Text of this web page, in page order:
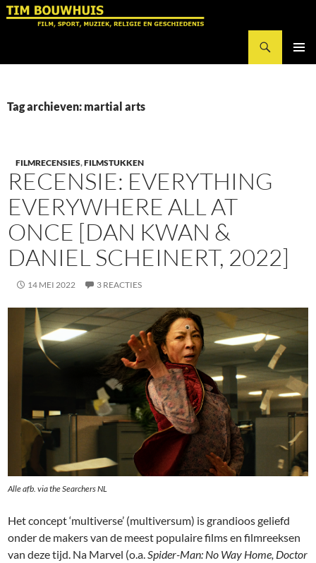
Ga
Tag archieven: martial arts
FILMRECENSIES,FILMSTUKKEN
RECENSIE: EVERYTHING
EVERYWHERE ALL AT
ONCE [DAN KWAN &
DANIEL SCHEINERT, 2022]
14 MEI 2022 3 REACTIES
Alle afb. via the Searchers NL
Het concept ‘multiverse’ (multiversum) is grandioos geliefd
onder de makers van de meest populaire films en filmreeksen
van deze tijd. Na Marvel (o.a.Spider-Man: No Way Home, Doctor